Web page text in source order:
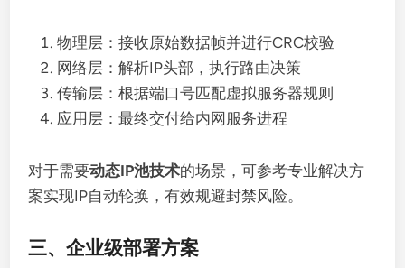
物理层：接收原始数据帧并进行CRC校验
网络层：解析IP头部，执行路由决策
传输层：根据端口号匹配虚拟服务器规则
应用层：最终交付给内网服务进程
对于需要动态IP池技术的场景，可参考专业解决方
案实现IP自动轮换，有效规避封禁风险。
三、企业级部署方案